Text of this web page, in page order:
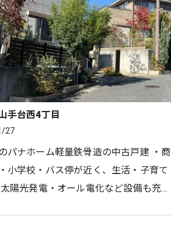
手台西4丁目
27
パナホーム軽量鉄骨造の中古戸建 ・商
小学校・バス停が近く、生活・子育て
陽光発電・オール電化など設備も充実